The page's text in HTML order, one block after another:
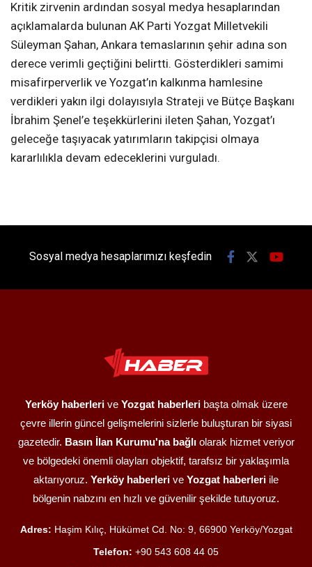
Kritik zirvenin ardından sosyal medya hesaplarından
açıklamalarda bulunan AK Parti Yozgat Milletvekili
Süleyman Şahan, Ankara temaslarının şehir adına son
derece verimli geçtiğini belirtti. Gösterdikleri samimi
misafirperverlik ve Yozgat’ın kalkınma hamlesine
verdikleri yakın ilgi dolayısıyla Strateji ve Bütçe Başkanı
İbrahim Şenel’e teşekkürlerini ileten Şahan, Yozgat’ı
geleceğe taşıyacak yatırımların takipçisi olmaya
kararlılıkla devam edeceklerini vurguladı.
Sosyal medya hesaplarımızı keşfedin
Yerköy haberlerive Yozgat haberleribaşta olmak üzere
çevre illerin güncel gelişmelerini sizlerle buluşturan bir siyasi
gazetedir. Basın İlan Kurumu'na bağlıolarak hizmet veriyor
ve bölgedeki önemli olayları objektif, tarafsız bir yaklaşımla
aktarıyoruz. Yerköy haberleri ve Yozgat haberleri ile
bölgenin nabzını en hızlı ve güvenilir şekilde tutuyoruz.
Adres: Haşim Kılıç, Hükümet Cd. No: 9, 66900 Yerköy/Yozgat
Telefon: +90 543 608 44 05